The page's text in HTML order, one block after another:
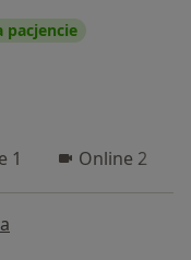
pacjencie
1 Online 2